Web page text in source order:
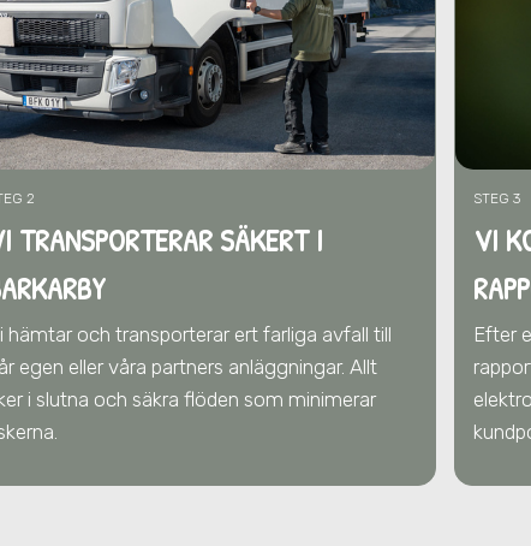
2
TRANSPORTERAR SÄKERT I
hämtar och transporterar ert farliga avfall till
egen eller våra partners anläggningar. Allt
i slutna och säkra flöden som minimerar
STEG 3
VI
Efter